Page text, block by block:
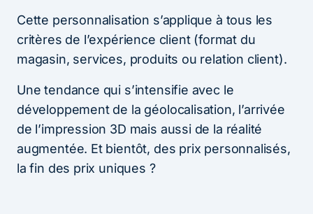
Cette personnalisation s’applique à tous les
critères de l’expérience client (format du
magasin, services, produits ou relation client).
Une tendance qui s’intensifie avec le
développement de la géolocalisation, l’arrivée
de l’impression 3D mais aussi de la réalité
augmentée. Et bientôt, des prix personnalisés,
la fin des prix uniques ?